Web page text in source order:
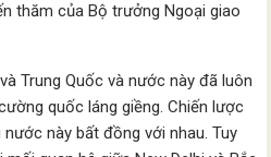
thăm của Bộ trưởng Ngoại giao
Trung Quốc và nước này đã luôn
quốc láng giềng. Chiến lược
này bất đồng với nhau. Tuy